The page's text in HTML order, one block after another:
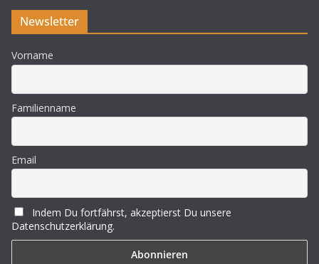
Newsletter
Vorname
Familienname
Email
Indem Du fortfährst, akzeptierst Du unsere
Datenschutzerklärung.